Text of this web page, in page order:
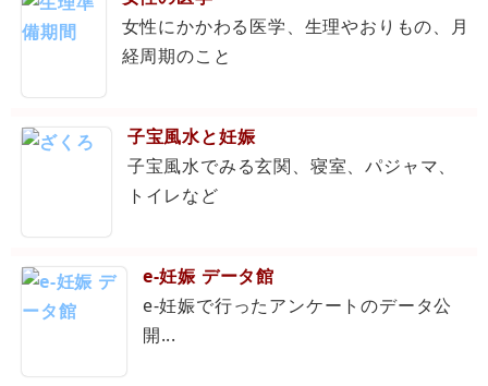
女性にかかわる医学、生理やおりもの、月
経周期のこと
子宝風水と妊娠
子宝風水でみる玄関、寝室、パジャマ、
トイレなど
e-妊娠 データ館
e-妊娠で行ったアンケートのデータ公
開...